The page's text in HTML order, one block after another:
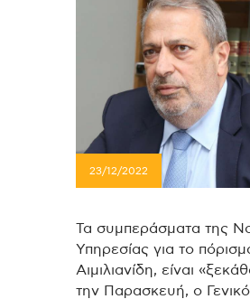
23/12/2022
Τα συμπεράσματα της
Υπηρεσίας για το
Αιμιλιανίδη, είναι
την Παρασκευή, ο